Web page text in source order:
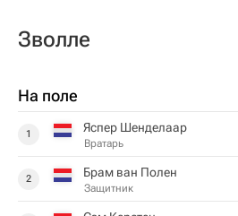
Зволле
На поле
1 Яспер Шенделаар
Вратарь
2 Брам ван Полен
Защитник